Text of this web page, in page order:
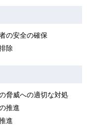
の安全の確保
除
脅威への適切な対処
推進
進